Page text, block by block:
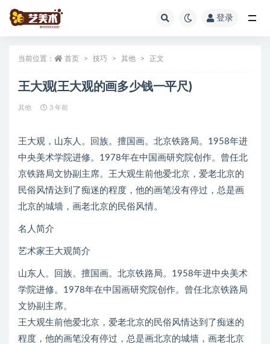
登录
当前位置： 首页 技巧 其他 正文
王大观(王大观的画多少钱一平尺)
其他 3 年前
王大观，山东人。回族。擅国画。北京铁路局。1958年进
中央美术学院进修。1978年在中国画研究院创作。曾任北
京铁路局文协副主席。王大观生前他爱北京，爱老北京的
民俗风情达到了痴迷的程度，他的画笔没有停过，总是画
北京的城墙，画老北京的民俗风情。
名人简介
艺术家王大观简介
山东人。回族。擅国画。北京铁路局。1958年进中央美术
学院进修。1978年在中国画研究院创作。曾任北京铁路局
文协副主席。
王大观生前他爱北京，爱老北京的民俗风情达到了痴迷的
程度，他的画笔没有停过，总是画北京的城墙，画老北京